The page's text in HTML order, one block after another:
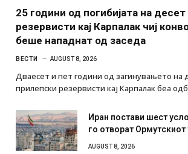
25 години од погибијата на
резервисти кај Карпалак чиј
беше нападнат од заседа
ВЕСТИ AUGUST 8, 2026
Дваесет и пет години од загинувањето на
прилепски резервисти кај Карпалак беа
Иран постави шест
го отворат Ормутскиот
AUGUST 8, 2026